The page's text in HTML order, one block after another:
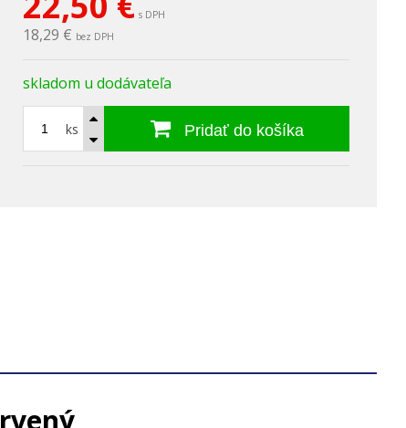
s DPH
18,29 € bez DPH
skladom u dodávateľa
ks Pridať do košíka